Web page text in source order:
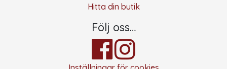
Hitta din butik
Följ oss…